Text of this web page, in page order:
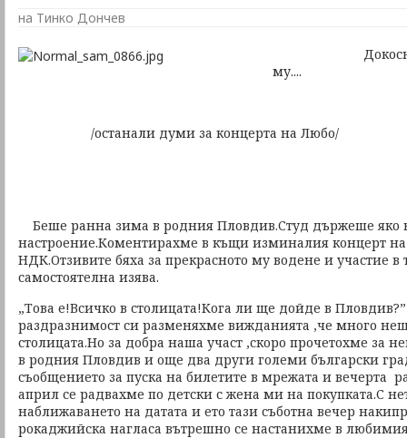
на Тинко Дончев
Докоснахме
му....
/останали думи за концерта на Любо/
Беше ранна зима в родния Пловдив.Студ държеше яко
настроение.Коментирахме в къщи изминалия концерт
НДК.Отзивите бяха за прекрасното му водене и участие в
самостоятелна изява.
„Това е!Всичко в столицата!Кога ли ще дойде в
раздразнимост си разменяхме вижданията ,че много
столицата.Но за добра наша участ ,скоро прочетохме за
в родния Пловдив и още два други големи български
съобщението за пуска на билетите в мрежата и вечерта
април се радвахме по детски с жена ми на покупката.С
наближаването на датата и ето тази съботна вечер
рокаджийска нагласа вътрешно се настанихме в